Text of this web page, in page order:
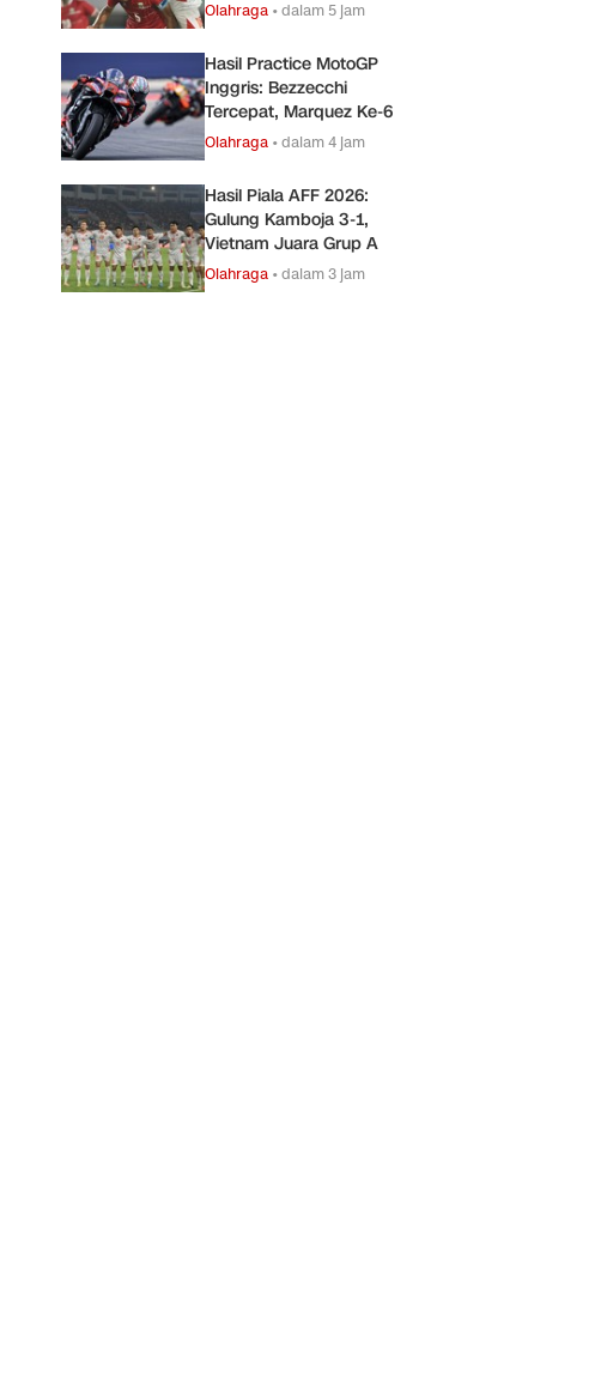
Olahraga •dalam 5 jam
Hasil Practice MotoGP
Inggris: Bezzecchi
Tercepat, Marquez Ke-6
Olahraga •dalam 4 jam
Hasil Piala AFF 2026:
Gulung Kamboja 3-1,
Vietnam Juara Grup A
Olahraga •dalam 3 jam